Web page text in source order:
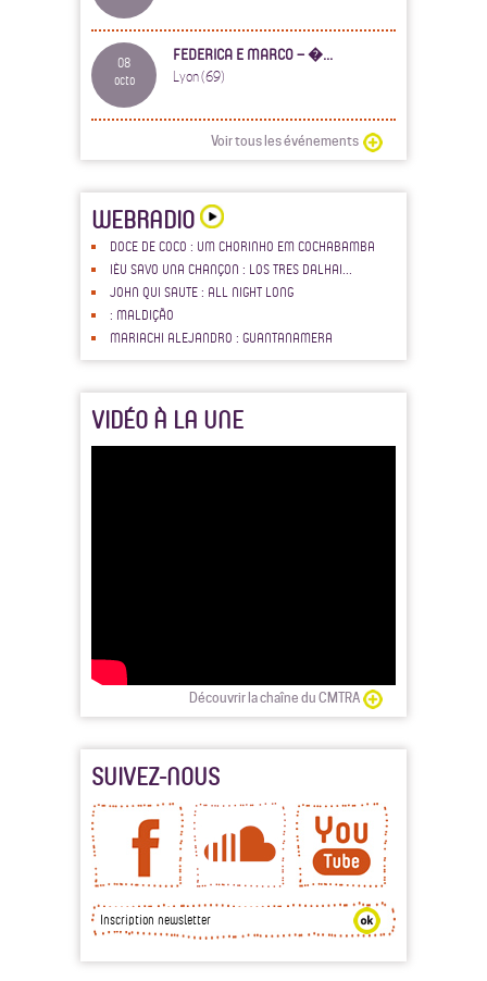
08
octo
FEDERICA E MARCO – �...
Lyon (69)
Voir tous les événements
WEBRADIO
DOCE DE COCO : UM CHORINHO EM COCHABAMBA
IÈU SAVO UNA CHANÇON : LOS TRES DALHAI...
JOHN QUI SAUTE : ALL NIGHT LONG
: MALDIÇÃO
MARIACHI ALEJANDRO : GUANTANAMERA
VIDÉO À LA UNE
Découvrir la chaîne du CMTRA
SUIVEZ-NOUS